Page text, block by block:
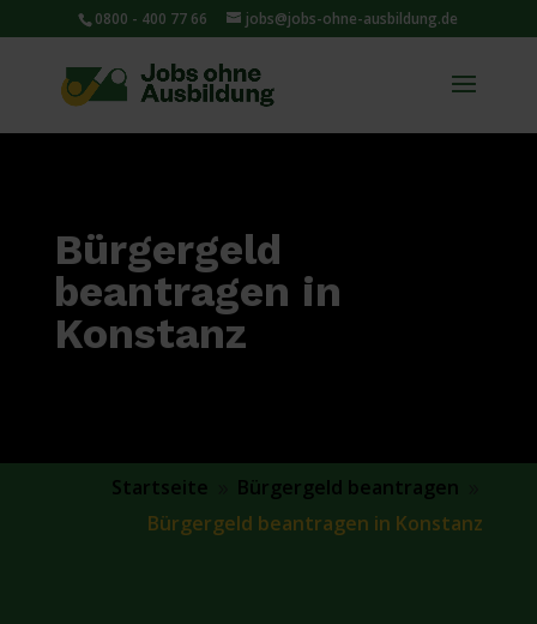
0800 - 400 77 66 jobs@jobs-ohne-ausbildung.de
Bürgergeld
beantragen in
Konstanz
Startseite Bürgergeld beantragen
Bürgergeld beantragen in Konstanz